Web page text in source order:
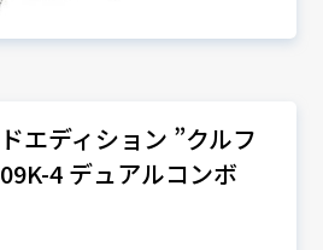
エディション ”クルフ
4 デュアルコンボ